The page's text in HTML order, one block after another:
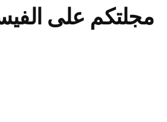
المقالات
مجلتكم على